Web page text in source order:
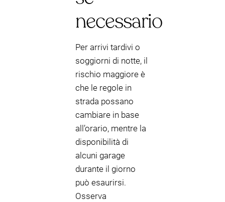
necessario
Per arrivi tardivi o
soggiorni di notte, il
rischio maggiore è
che le regole in
strada possano
cambiare in base
all’orario, mentre la
disponibilità di
alcuni garage
durante il giorno
può esaurirsi.
Osserva